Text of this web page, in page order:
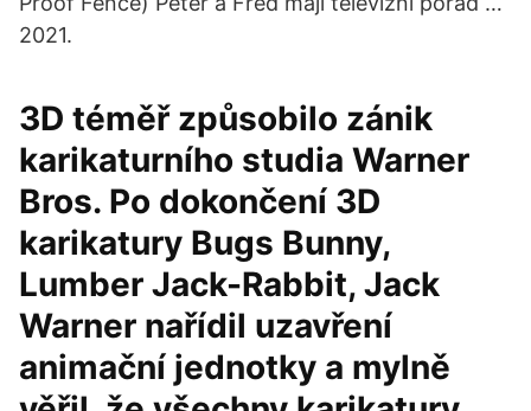
2021.
3D téměř způsobilo zánik
karikaturního studia Warner
Bros. Po dokončení 3D
karikatury Bugs Bunny,
Lumber Jack-Rabbit, Jack
Warner nařídil uzavření
animační jednotky a mylně